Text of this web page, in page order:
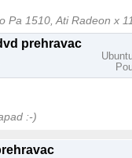
Pa 1510, Ati Radeon x
prehravac
:-)